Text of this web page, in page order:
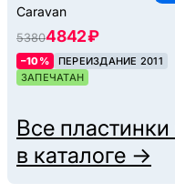
Caravan
53804842 ₽
–10%
ПЕРЕИЗДАНИЕ 2011
ЗАПЕЧАТАН
Все пластинки
в каталоге →